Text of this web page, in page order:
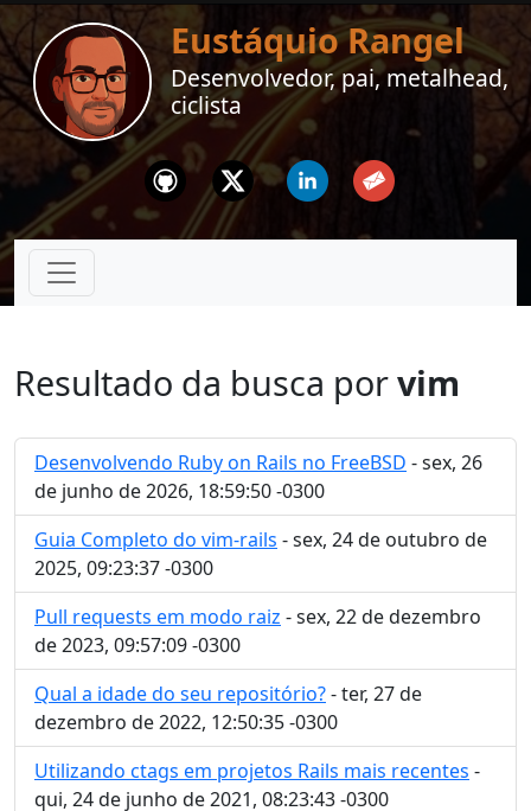
Eustáquio Rangel
Desenvolvedor, pai, metalhead,
ciclista
Github Twitter Linkedin Email
Resultado da busca porvim
Desenvolvendo Ruby on Rails no FreeBSD - sex, 26
de junho de 2026, 18:59:50 -0300
Guia Completo do vim-rails - sex, 24 de outubro de
2025, 09:23:37 -0300
Pull requests em modo raiz - sex, 22 de dezembro
de 2023, 09:57:09 -0300
Qual a idade do seu repositório?- ter, 27 de
dezembro de 2022, 12:50:35 -0300
Utilizando ctags em projetos Rails mais recentes -
qui, 24 de junho de 2021, 08:23:43 -0300